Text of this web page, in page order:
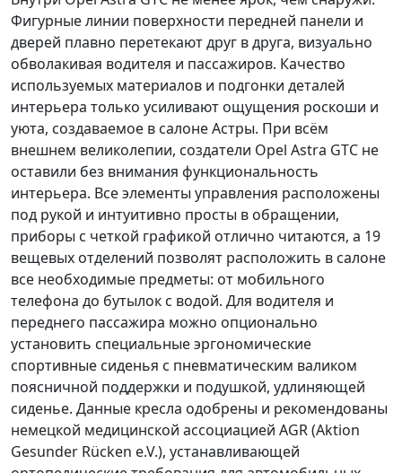
Фигурные линии поверхности передней панели и
дверей плавно перетекают друг в друга, визуально
обволакивая водителя и пассажиров. Качество
используемых материалов и подгонки деталей
интерьера только усиливают ощущения роскоши и
уюта, создаваемое в салоне Астры. При всём
внешнем великолепии, создатели Opel Astra GTC не
оставили без внимания функциональность
интерьера. Всеэлементы управления расположены
под рукой и интуитивно просты в обращении,
приборы с четкой графикой отлично читаются, а 19
вещевых отделений позволят расположить в салоне
все необходимые предметы: от мобильного
телефона до бутылок с водой. Для водителя и
переднего пассажира можно опционально
установить специальные эргономические
спортивные сиденья с пневматическим валиком
поясничной поддержки и подушкой, удлиняющей
сиденье. Данные кресла одобрены и рекомендованы
немецкой медицинской ассоциацией AGR (Aktion
Gesunder Rücken e.V.), устанавливающей